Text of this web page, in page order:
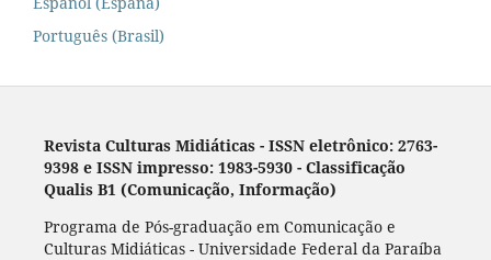
Português (Brasil)
Revista Culturas Midiáticas - ISSN eletrônico: 2763-
9398 e ISSN impresso: 1983-5930 - Classificação
Qualis B1 (Comunicação, Informação)
Programa de Pós-graduação em Comunicação e
Culturas Midiáticas - Universidade Federal da Paraíba